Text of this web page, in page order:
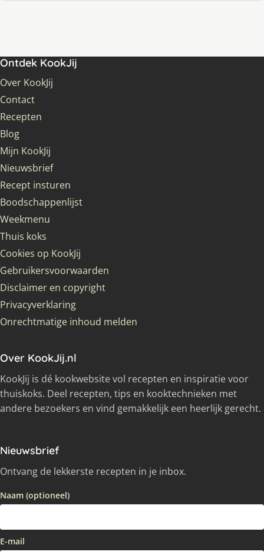
Ontdek KookJij
Over KookJij
Contact
Recepten
Blog
Mijn KookJij
Nieuwsbrief
Recept insturen
Boodschappenlijst
Weekmenu
Thuis koks
Cookies op KookJij
Gebruikersvoorwaarden
Disclaimer en copyright
Privacyverklaring
Onrechtmatige inhoud melden
Over KookJij.nl
KookJij is dé kookwebsite vol recepten en inspiratie voor
thuiskoks. Deel recepten, tips en kooktechnieken met
andere bezoekers en vind gemakkelijk een heerlijk gerecht.
Nieuwsbrief
Ontvang de lekkerste recepten in je inbox.
Naam (optioneel)
E-mail